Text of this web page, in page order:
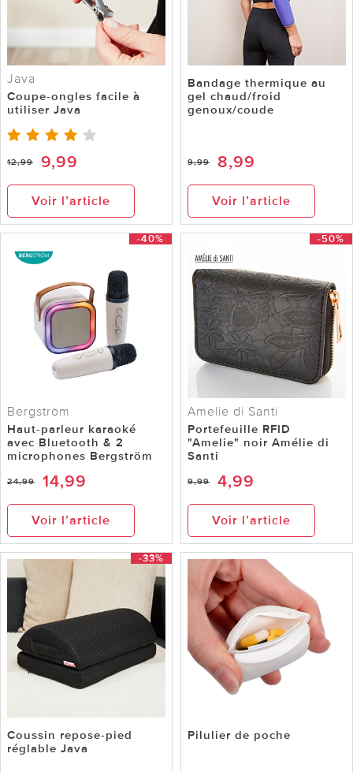
Java
Coupe-ongles facile à
utiliser Java
12,99 9,99
Voir l’article
Bandage thermique au
gel chaud/froid
genoux/coude
9,99 8,99
Voir l’article
-40%
Bergström
Haut-parleur karaoké
avec Bluetooth & 2
microphones Bergström
24,99 14,99
Voir l’article
-50%
Amelie di Santi
Portefeuille RFID
"Amelie" noir Amélie di
Santi
9,99 4,99
Voir l’article
-33%
Coussin repose-pied
réglable Java
Pilulier de poche